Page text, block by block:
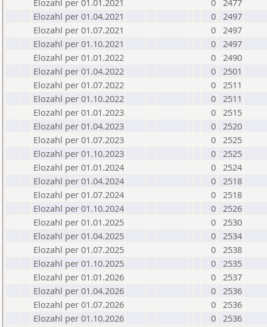
Elozahl per 01.01.2021
0 2477
Elozahl per 01.04.2021
0 2497
Elozahl per 01.07.2021
0 2497
Elozahl per 01.10.2021
0 2497
Elozahl per 01.01.2022
0 2490
Elozahl per 01.04.2022
0 2501
Elozahl per 01.07.2022
0 2511
Elozahl per 01.10.2022
0 2511
Elozahl per 01.01.2023
0 2515
Elozahl per 01.04.2023
0 2520
Elozahl per 01.07.2023
0 2525
Elozahl per 01.10.2023
0 2525
Elozahl per 01.01.2024
0 2524
Elozahl per 01.04.2024
0 2518
Elozahl per 01.07.2024
0 2518
Elozahl per 01.10.2024
0 2526
Elozahl per 01.01.2025
0 2530
Elozahl per 01.04.2025
0 2534
Elozahl per 01.07.2025
0 2538
Elozahl per 01.10.2025
0 2535
Elozahl per 01.01.2026
0 2537
Elozahl per 01.04.2026
0 2536
Elozahl per 01.07.2026
0 2536
Elozahl per 01.10.2026
0 2536